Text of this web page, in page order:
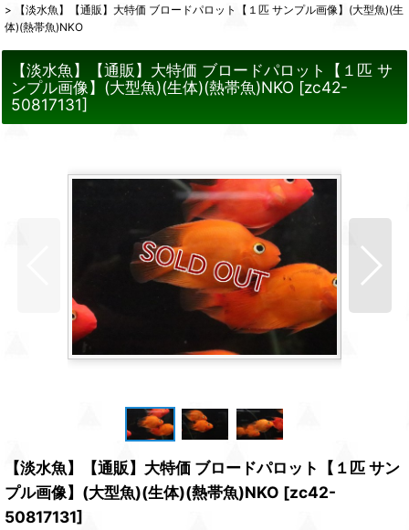
>
【淡水魚】【通販】大特価 ブロードパロット【１匹 サンプル画像】(大型魚)(生
体)(熱帯魚)NKO
【淡水魚】【通販】大特価 ブロードパロット【１匹 サ
ンプル画像】(大型魚)(生体)(熱帯魚)NKO [zc42-
50817131]
【淡水魚】【通販】大特価 ブロードパロット【１匹 サン
プル画像】(大型魚)(生体)(熱帯魚)NKO [zc42-
50817131]